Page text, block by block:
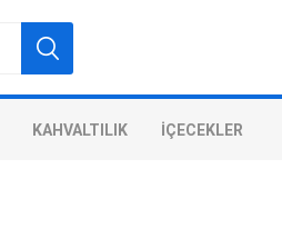
KAHVALTILIK İÇECEKLER